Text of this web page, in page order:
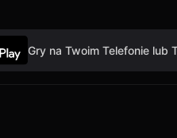
Gry na Twoim Telefonie lub